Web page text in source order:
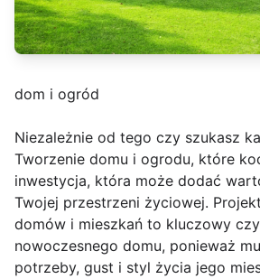
dom i ogród
Niezależnie od tego czy szukasz
Tworzenie domu i ogrodu, które
inwestycja, która może dodać
Twojej przestrzeni życiowej.
domów i mieszkań to kluczowy
nowoczesnego domu, ponieważ
potrzeby, gust i styl życia jego